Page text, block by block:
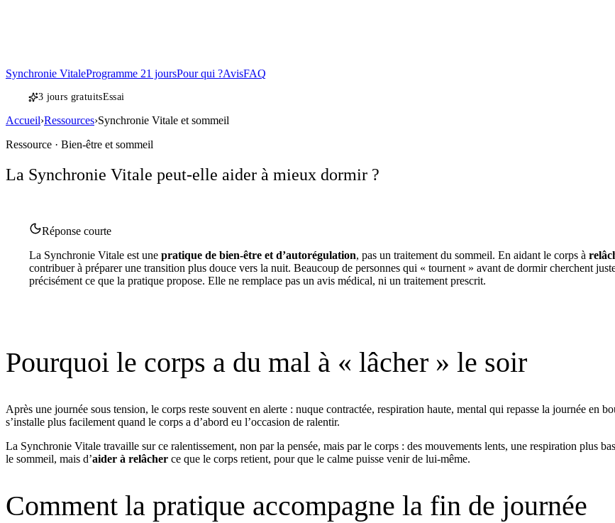
Synchronie VitaleProgramme 21 joursPour qui ?AvisFAQ
3 jours gratuitsEssai
Accueil›Ressources›Synchronie Vitale et sommeil
Ressource · Bien-être et sommeil
La Synchronie Vitale peut-elle aider à mieux dormir ?
Réponse courte
La Synchronie Vitale est une pratique de bien-être et d’autorégulation, pas un traitement du sommeil. En aidant le corps à
contribuer à préparer une transition plus douce vers la nuit. Beaucoup de personnes qui « tournent » avant de dormir cherchent
précisément ce que la pratique propose. Elle ne remplace pas un avis médical, ni un traitement prescrit.
Pourquoi le corps a du mal à « lâcher » le soir
Après une journée sous tension, le corps reste souvent en alerte : nuque contractée, respiration haute, mental qui repasse la journée en
s’installe plus facilement quand le corps a d’abord eu l’occasion de ralentir.
La Synchronie Vitale travaille sur ce ralentissement, non par la pensée, mais par le corps : des mouvements lents, une respiration plus
le sommeil, mais d’aider à relâcher ce que le corps retient, pour que le calme puisse venir de lui-même.
Comment la pratique accompagne la fin de journée